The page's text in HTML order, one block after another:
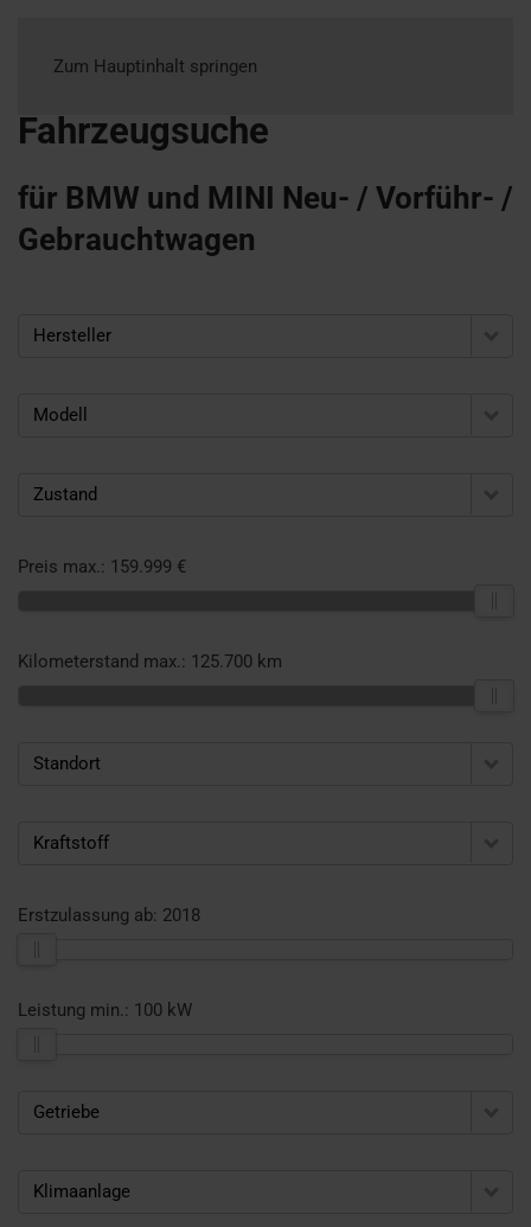
Zum Hauptinhalt springen
Fahrzeugsuche
für BMW und MINI Neu- / Vorführ- /
Gebrauchtwagen
Hersteller
Modell
Zustand
Preis max.: 159.999 €
Kilometerstand max.: 125.700 km
Standort
Kraftstoff
Erstzulassung ab: 2018
Leistung min.: 100 kW
Getriebe
Klimaanlage